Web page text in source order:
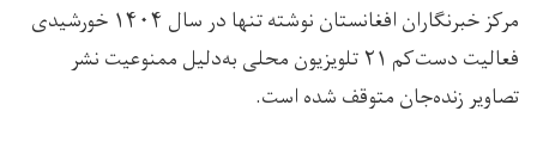
مرکز خبرنگاران افغانستان نوشته تنها در سال ۱۴۰۴ خورشیدی
فعالیت دست‌کم ۲۱ تلویزیون محلی به‌دلیل ممنوعیت نشر
تصاویر زنده‌جان متوقف شده است.